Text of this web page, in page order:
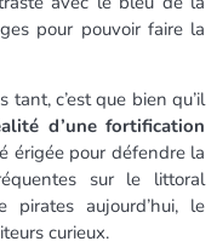
pour pouvoir faire la
tant, c’est que bien qu’il
d’une fortification
érigée pour défendre la
sur le littoral
pirates aujourd’hui, le
curieux.